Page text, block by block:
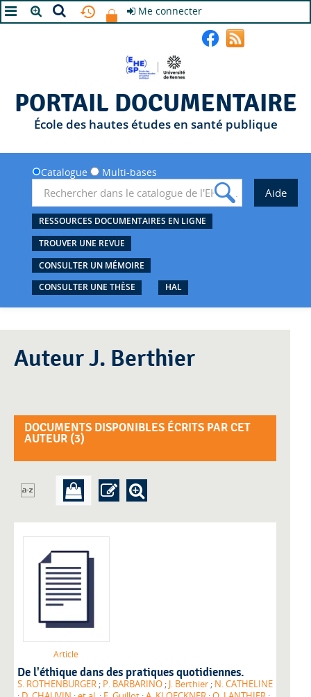
Me connecter
PORTAIL DOCUMENTAIRE
École des hautes études en santé publique
Catalogue Multi-bases
RESSOURCES DOCUMENTAIRES EN LIGNE
TROUVER UNE REVUE
CONSULTER UN MÉMOIRE
CONSULTER UNE THÈSE
HAL
Auteur J. Berthier
DOCUMENTS DISPONIBLES ÉCRITS PAR CET
AUTEUR (3)
Article
De l'éthique dans des pratiques quotidiennes.
S. ROTHENBURGER ; P. BARBARINO ; J. Berthier ; N. CATHELINE